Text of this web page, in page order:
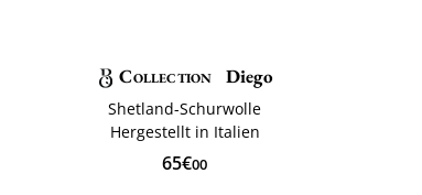
Collection Diego
Shetland-Schurwolle
Hergestellt in Italien
65€00